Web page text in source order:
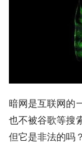
暗网是互联网的
也不被谷歌等搜
但它是非法的吗？